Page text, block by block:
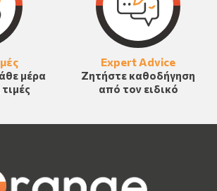
μέρα
Expert Advice
Ζητήστε καθοδήγηση
από τον ειδικό